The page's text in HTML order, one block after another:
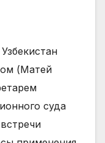
(Матей
суда